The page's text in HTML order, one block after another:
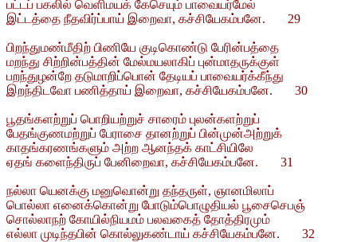
பட்டப் பகலில் வெளிமயக் கேசெயும் பாவையர்மேல்
இட்டத்தை நீதவிர்ப்பாய் இறைவா, கச்சியேகம்பனே. 29
பிறந்துமண்மீதிற் பிணியே குடிகொண்டு பேரின்பத்தை
மறந்து சிற்றின்பத்தின் மேல்மயலாகிப் புன்மாதருக்குள்
பறந்துழன்றே தடுமாறிப்பொன் தேடியப் பாவையர்க்கீந்து
இறந்திடவோ பணித்தாய் இறைவா, கச்சியேகம்பனே. 30
பூதங்களற்றுப் பொறியற்றுச் சாரைம் புலன்களற்றுப்
பேதங்குணமற்றுப் பேராசை தானற்றுப் பின்முன்அற்றுக்
காதங்கரணங்களும் அற்ற ஆனந்தக் காட்சியிலே
ஏதங் களைந்திருப் பேனிறைவா, கச்சியேகம்பனே. 31
நல்லா யெனக்கு மனுவொன்று தந்தருள், ஞானமிலாப்
பொல்லா எனைக்கொன்று போடும்பொழுதியல் பூசைசெபஞ்
சொல்லாநற் கோயில்நியமம் பலவகைத் தோத்திரமும்
எல்லா முடிந்தபின் கொல்லுகண்டாய் கச்சியேகம்பனே. 32